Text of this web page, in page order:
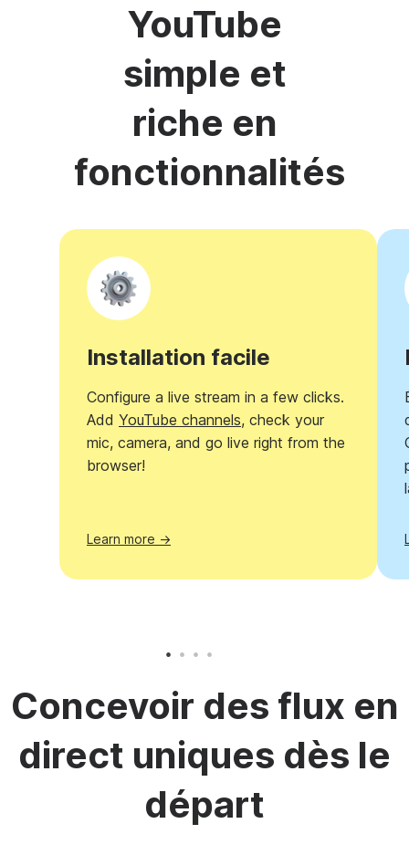
YouTube
simple et
riche en
fonctionnalités
Installation facile
Configure a live stream in a few clicks.
Add YouTube channels, check your
mic, camera, and go live right from the
browser!
Learn more →
Concevoir des flux en
direct uniques dès le
départ